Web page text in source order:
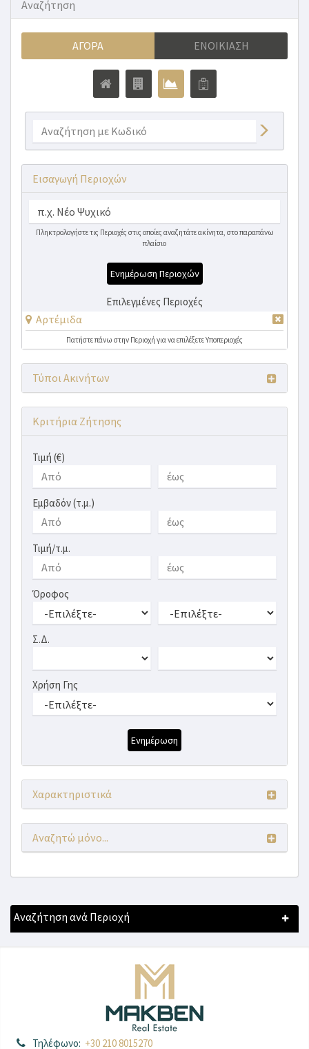
Αναζήτηση
ΑΓΟΡΆ ΕΝΟΙΚΊΑΣΗ
Εισαγωγή Περιοχών
Πληκτρολογήστε τις Περιοχές στις οποίες αναζητάτε ακίνητα, στο παραπάνω
πλαίσιο
Ενημέρωση Περιοχών
Επιλεγμένες Περιοχές
Αρτέμιδα
Πατήστε πάνω στην Περιοχή για να επιλέξετε Υποπεριοχές
Τύποι Ακινήτων
Κριτήρια Ζήτησης
Τιμή (€)
Εμβαδόν (τ.μ.)
Τιμή/τ.μ.
Όροφος
Σ.Δ.
Χρήση Γης
Ενημέρωση
Χαρακτηριστικά
Αναζητώ μόνο...
Αναζήτηση ανά Περιοχή
Τηλέφωνο: +30 210 8015270